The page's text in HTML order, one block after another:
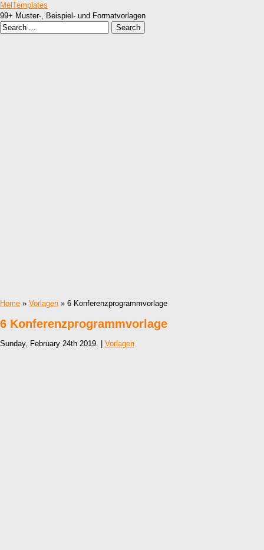
MelTemplates
99+ Muster-, Beispiel- und Formatvorlagen
Home » Vorlagen » 6 Konferenzprogrammvorlage
6 Konferenzprogrammvorlage
Sunday, February 24th 2019. | Vorlagen